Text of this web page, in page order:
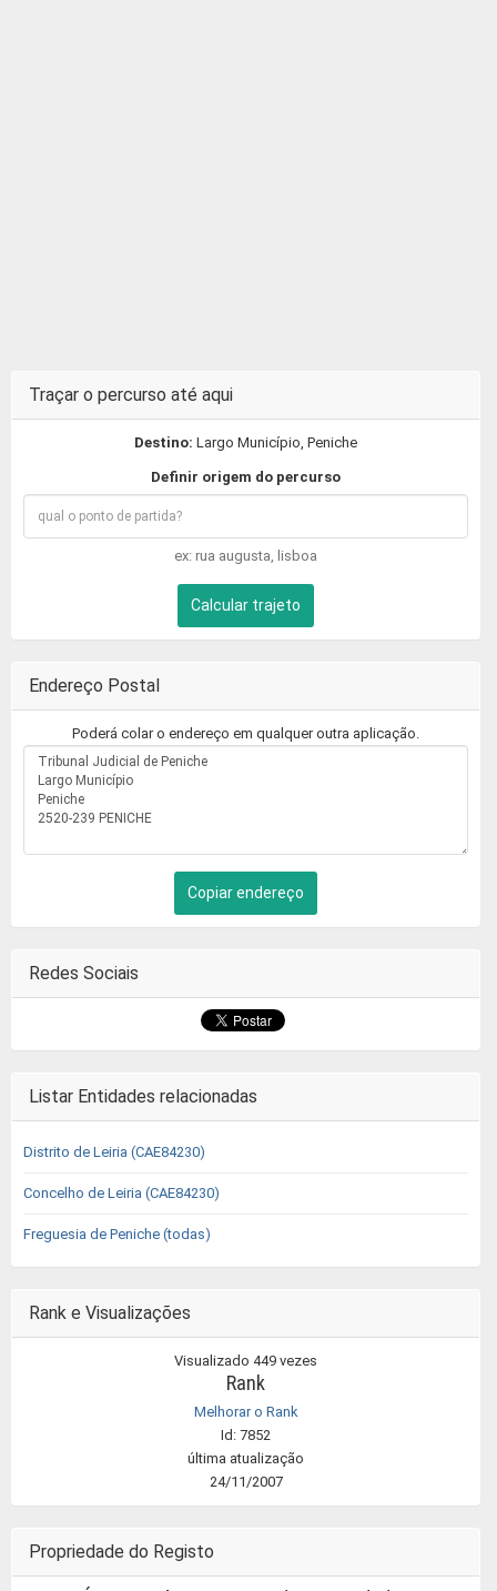
Traçar o percurso até aqui
Destino: Largo Município, Peniche
Definir origem do percurso
ex: rua augusta, lisboa
Calcular trajeto
Endereço Postal
Poderá colar o endereço em qualquer outra aplicação.
Copiar endereço
Redes Sociais
Listar Entidades relacionadas
Distrito de Leiria (CAE84230)
Concelho de Leiria (CAE84230)
Freguesia de Peniche (todas)
Rank e Visualizações
Visualizado 449 vezes
Rank
Melhorar o Rank
Id: 7852
última atualização
24/11/2007
Propriedade do Registo